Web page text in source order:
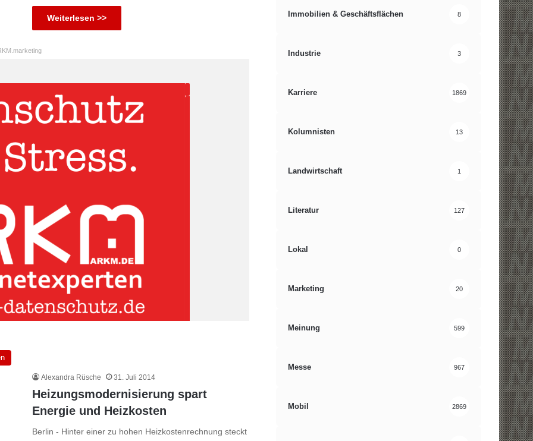
Weiterlesen >>
Alexandra Rüsche 31. Juli 2014
Heizungsmodernisierung spart
Energie und Heizkosten
Berlin - Hinter einer zu hohen Heizkostenrechnung steckt
Immobilien & Geschäftsflächen 8
Industrie 3
Karriere 1869
Kolumnisten 13
Landwirtschaft 1
Literatur 127
Lokal 0
Marketing 20
Meinung 599
Messe 967
Mobil 2869